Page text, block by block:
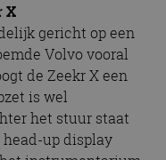
X
gericht op een
Volvo vooral
de Zeekr X een
is wel
het stuur staat
up display